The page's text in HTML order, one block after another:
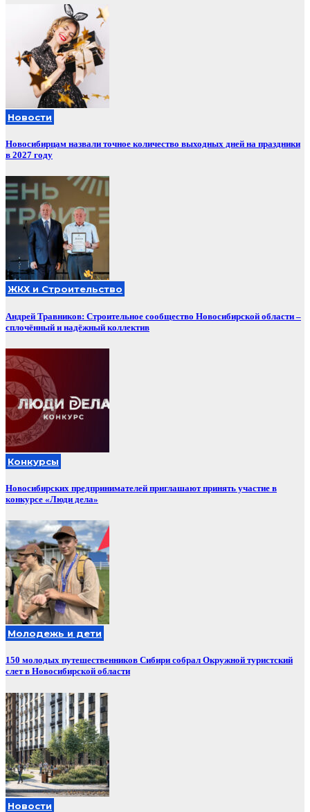
Новости
Новосибирцам назвали точное количество выходных дней на праздники
в 2027 году
ЖКХ и Строительство
Андрей Травников: Строительное сообщество Новосибирской области –
сплочённый и надёжный коллектив
Конкурсы
Новосибирских предпринимателей приглашают принять участие в
конкурсе «Люди дела»
Молодежь и дети
150 молодых путешественников Сибири собрал Окружной туристский
слет в Новосибирской области
Новости